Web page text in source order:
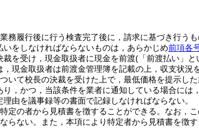
務履行後に行う検査完了後に，請求に基づき行う
をしなければならないものは，あらかじめ前項各
を受け，現金取扱者に現金を前渡(「前渡払い」と
現金取扱者は前渡金管理簿を記載の上，収支状況
いて校長の決裁を受けた上で，最低価格を提示した
，かつ，当該条件を業者に通知している場合には
由を議事録等の書面で記録しなければならない。
定の者から見積書を徴することができる。 なお，
らない。 また，本項により特定者から見積書を徴す